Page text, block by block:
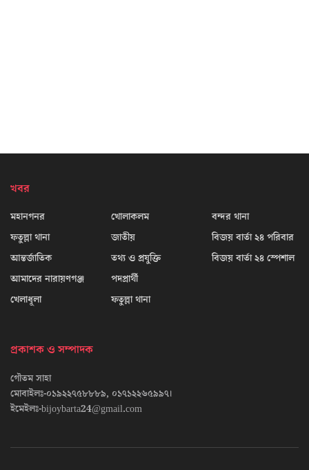
খবর
মহানগনর
ফতুল্লা থানা
আন্তর্জাতিক
আমাদের নারায়ণগঞ্জ
খেলাধূলা
খোলাকলম
জাতীয়
তথ্য ও প্রযুক্তি
পদপ্রার্থী
ফতুল্লা থানা
বন্দর থানা
বিজয় বার্তা ২৪ পরিবার
বিজয় বার্তা ২৪ স্পেশাল
প্রকাশক ও সম্পাদক
গৌতম সাহা
মোবাইলঃ-০১৯২২৭৫৮৮৮৯, ০১৭১২২৬৫৯৯৭।
ইমেইলঃ-bijoybarta24@gmail.com